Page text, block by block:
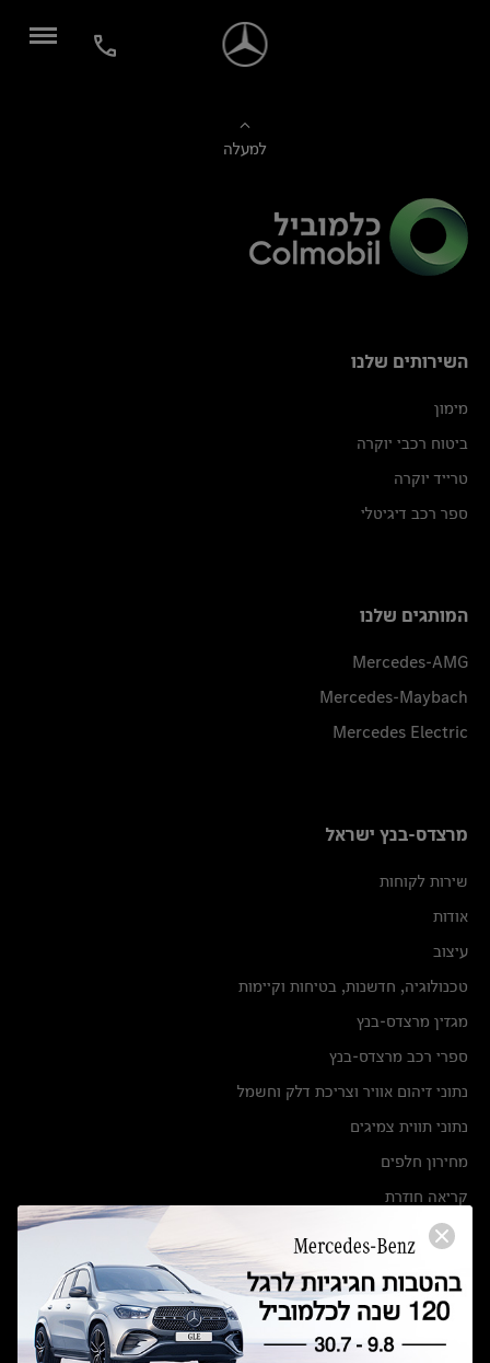
למעלה
השירותים שלנו
מימון
ביטוח רכבי יוקרה
טרייד יוקרה
ספר רכב דיגיטלי
המותגים שלנו
Mercedes-AMG
Mercedes-Maybach
Mercedes Electric
מרצדס-בנץ ישראל
שירות לקוחות
אודות
עיצוב
טכנולוגיה, חדשנות, בטיחות וקיימות
מגזין מרצדס-בנץ
ספרי רכב מרצדס-בנץ
נתוני זיהום אוויר וצריכת דלק וחשמל
נתוני תווית צמיגים
מחירון חלפים
קריאה חוזרת
הודעה על הטבות לרכבי מרצדס בהסדר פשרה בתצ 56447-02-19
תקנון ימי מכירות 120 לכלמוביל